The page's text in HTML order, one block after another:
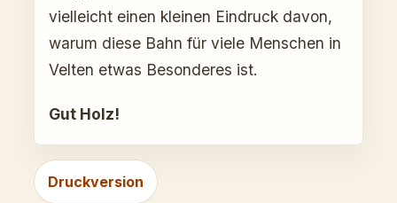
vielleicht einen kleinen Eindruck davon,
warum diese Bahn für viele Menschen in
Velten etwas Besonderes ist.
Gut Holz!
Druckversion